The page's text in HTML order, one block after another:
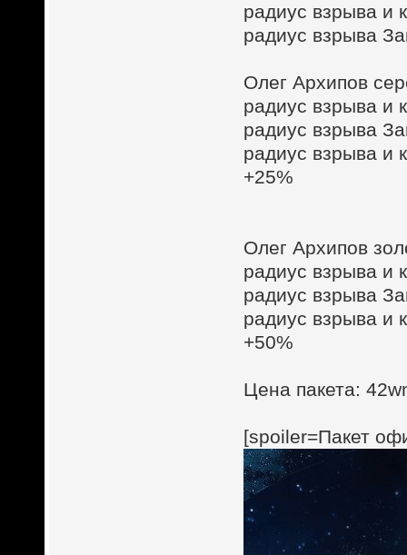
радиус взрыва и
радиус взрыва
Олег Архипов
радиус взрыва и
радиус взрыва
радиус взрыва и
+25%
Олег Архипов
радиус взрыва и
радиус взрыва
радиус взрыва и
+50%
Цена пакета:
[spoiler=Пакет